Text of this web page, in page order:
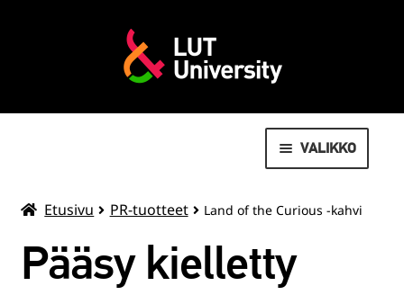
VALIKKO
MOVEO LIIKUNTAPALVELUT
Etusivu PR-tuotteet Land of the Curious -kahvi
Pääsy kielletty